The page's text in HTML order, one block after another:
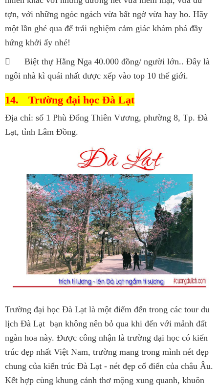
tợn, với những ngóc ngách vừa bất ngờ vừa hay ho. Hãy
một lần ghé qua để trải nghiệm cảm giác khám phá đầy
hứng khởi ấy nhé!

Biệt thự Hằng Nga 40.000 đồng/ người lớn.. Đây là
ngôi nhà kì quái nhất được xếp vào top 10 thế giới.
14. Trường đại học Đà Lạt
Địa chỉ: số 1 Phù Đổng Thiên Vương, phường 8, Tp. Đà
Lạt, tỉnh Lâm Đồng.
Trường đại học Đà Lạt là một điểm đến trong các tour du
lịch Đà Lạt bạn không nên bỏ qua khi đến với mảnh đất
ngàn hoa này. Được công nhận là trường đại học có kiến
trúc đẹp nhất Việt Nam, trường mang trong mình nét đẹp
chung của kiến trúc Đà Lạt - nét đẹp cổ điển của châu Âu.
Kết hợp cùng khung cảnh thơ mộng xung quanh, khuôn